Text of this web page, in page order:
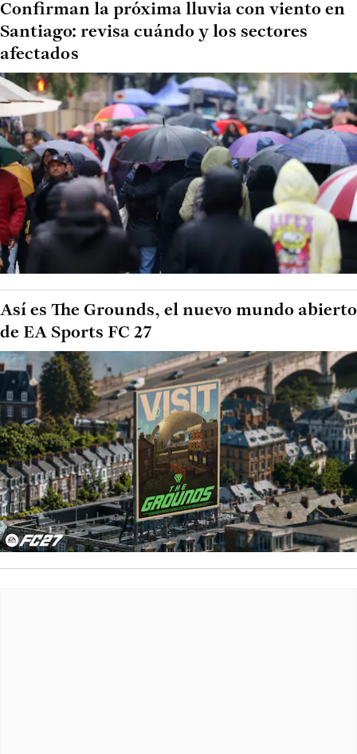
Confirman la próxima lluvia con viento en
Santiago: revisa cuándo y los sectores
afectados
Así es The Grounds, el nuevo mundo abierto
de EA Sports FC 27